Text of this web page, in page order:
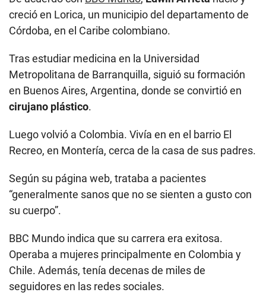
creció en Lorica, un municipio del departamento de
Córdoba, en el Caribe colombiano.
Tras estudiar medicina en la Universidad
Metropolitana de Barranquilla, siguió su formación
en Buenos Aires, Argentina, donde se convirtió en
cirujano plástico.
Luego volvió a Colombia. Vivía en en el barrio El
Recreo, en Montería, cerca de la casa de sus padres.
Según su página web, trataba a pacientes
“generalmente sanos que no se sienten a gusto con
su cuerpo”.
BBC Mundo indica que su carrera era exitosa.
Operaba a mujeres principalmente en Colombia y
Chile. Además, tenía decenas de miles de
seguidores en las redes sociales.